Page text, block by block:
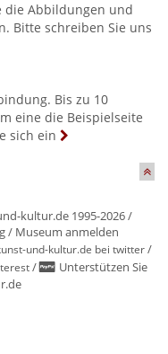
die Abbildungen und
Bitte schreiben Sie uns
Bis zu 10
eine die Beispielseite
sich ein
kultur.de 1995-2026 /
/ Museum anmelden
und-kultur.de bei twitter/
/
Unterstützen Sie